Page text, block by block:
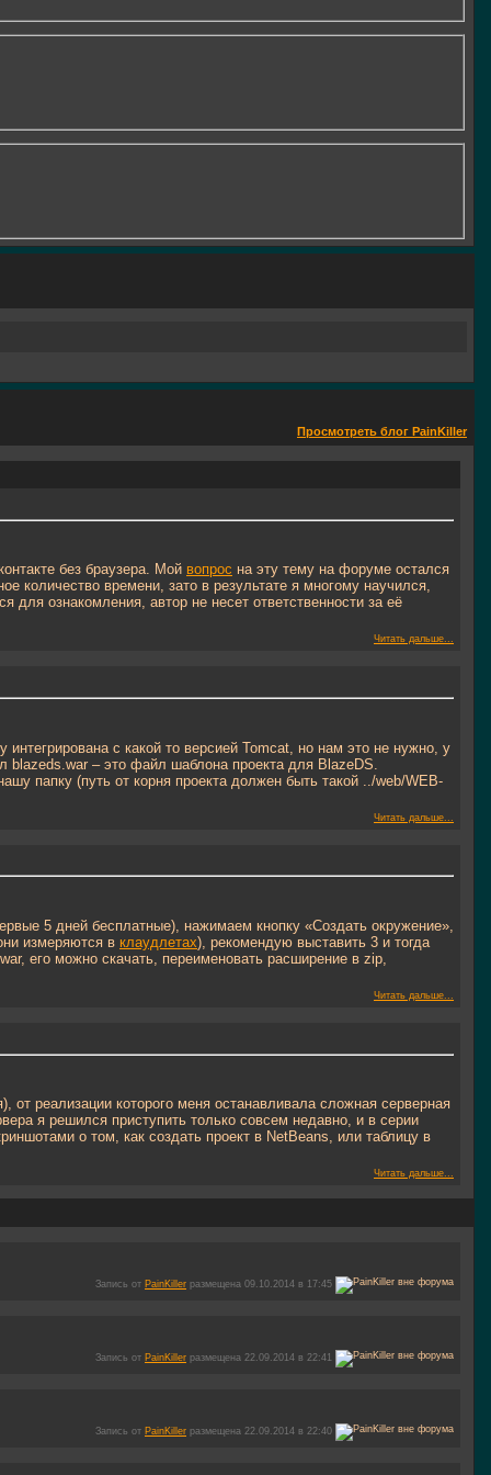
Просмотреть блог PainKiller
без браузера. Мой вопрос на эту тему на форуме остался
количество времени, зато в результате я многому научился,
ознакомления, автор не несет ответственности за её
Читать дальше...
с какой то версией Tomcat, но нам это не нужно, у
– это файл шаблона проекта для BlazeDS.
папку (путь от корня проекта должен быть такой ../web/WEB-
Читать дальше...
5 дней бесплатные), нажимаем кнопку «Создать окружение»,
измеряются в клаудлетах), рекомендую выставить 3 и тогда
его можно скачать, переименовать расширение в zip,
Читать дальше...
от реализации которого меня останавливала сложная серверная
я решился приступить только совсем недавно, и в серии
о том, как создать проект в NetBeans, или таблицу в
Читать дальше...
Запись от PainKiller размещена 09.10.2014 в 17:45
Запись от PainKiller размещена 22.09.2014 в 22:41
Запись от PainKiller размещена 22.09.2014 в 22:40